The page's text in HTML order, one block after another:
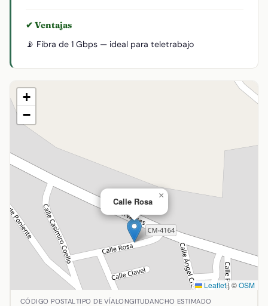
✔ Ventajas
📡 Fibra de 1 Gbps — ideal para teletrabajo
Calle Rosa
×
+
−
Leaflet|©OSM
Ubicación de Calle Rosa en Alcolea de Calatrava, Ciudad
CÓDIGO POSTAL TIPO DE VÍALONGITUDANCHO ESTIMADO